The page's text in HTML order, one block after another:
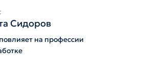
Сидоров
на профессии